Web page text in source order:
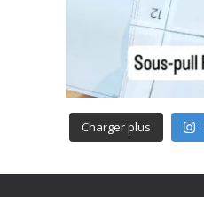
Charger plus